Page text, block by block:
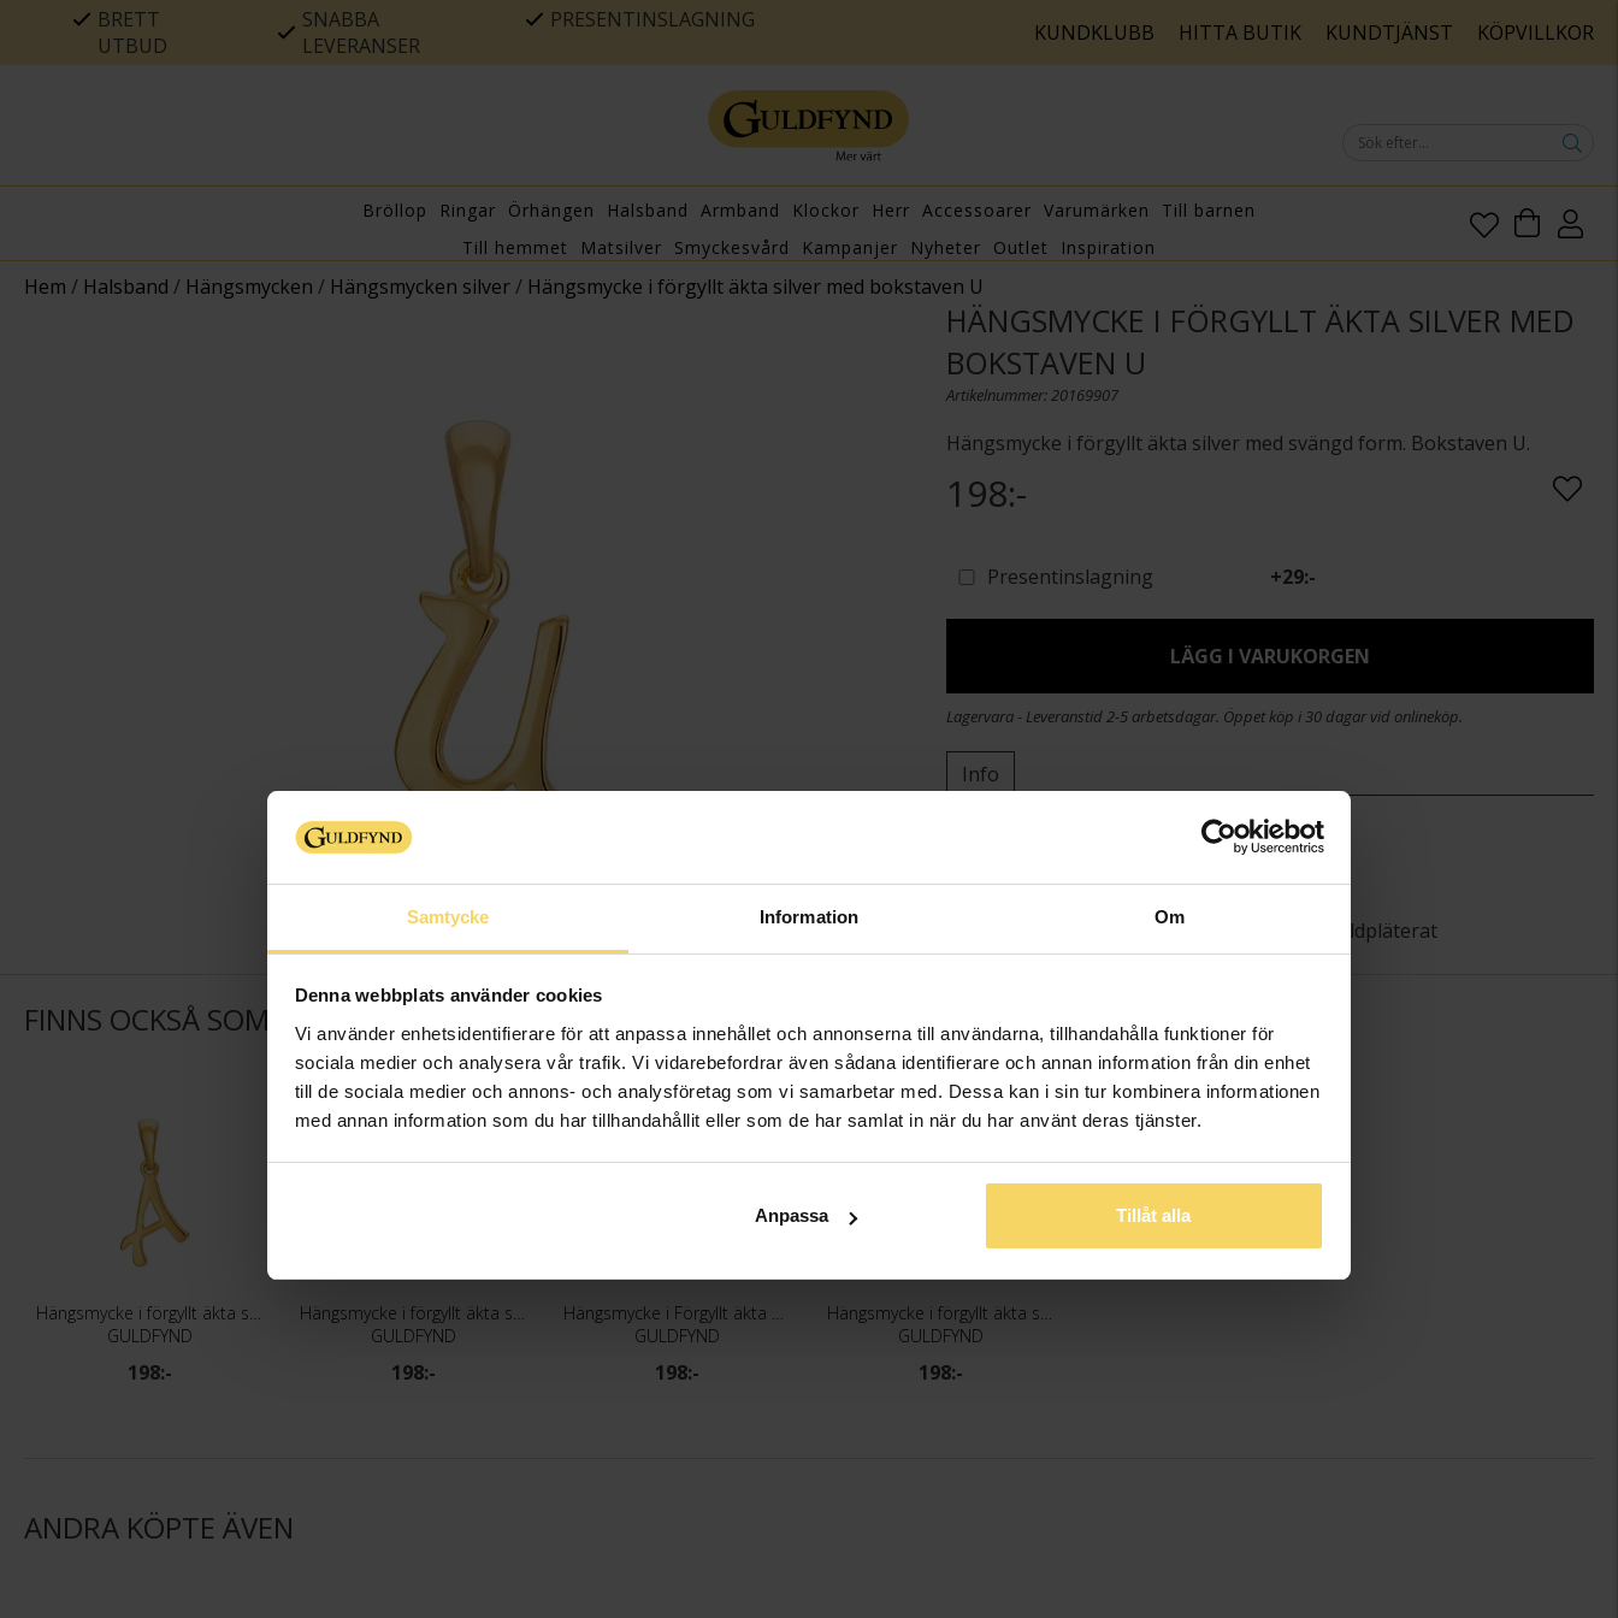
Samtycke Information Om
Denna webbplats använder cookies
Vi använder enhetsidentifierare för att anpassa innehållet och annonserna till användarna, tillhandahålla funktioner för
sociala medier och analysera vår trafik. Vi vidarebefordrar även sådana identifierare och annan information från din enhet
till de sociala medier och annons- och analysföretag som vi samarbetar med. Dessa kan i sin tur kombinera informationen
med annan information som du har tillhandahållit eller som de har samlat in när du har använt deras tjänster.
Anpassa Tillåt alla
BRETT
UTBUD
SNABBA
LEVERANSER
PRESENTINSLAGNING KUNDKLUBB HITTA BUTIK KUNDTJÄNST KÖPVILLKOR
Bröllop Ringar Örhängen Halsband Armband Klockor Herr Accessoarer Varumärken
Till barnen
Till hemmet
Matsilver Smyckesvård Kampanjer Nyheter Outlet Inspiration
Hem / Halsband / Hängsmycken / Hängsmycken silver/ Hängsmycke i förgyllt äkta silver med bokstaven U
HÄNGSMYCKE I FÖRGYLLT ÄKTA SILVER MED
BOKSTAVEN U
Artikelnummer: 20169907
Hängsmycke i förgyllt äkta silver med svängd form. Bokstaven U.
198:-
Presentinslagning +29:-
LÄGG I VARUKORGEN
Lagervara - Leveranstid 2-5 arbetsdagar. Öppet köp i 30 dagar vid onlineköp.
Info
8,9
Silver,Guldpläterat
FINNS OCKSÅ SOM
Hängsmycke i förgyllt äkta silver med bokstaven A
GULDFYND
198:-
Hängsmycke i förgyllt äkta silver med bokstaven B
GULDFYND
198:-
Hängsmycke i Förgyllt äkta silver med bokstaven C
GULDFYND
198:-
Hängsmycke i förgyllt äkta silver med bokstaven D
GULDFYND
198:-
ANDRA KÖPTE ÄVEN